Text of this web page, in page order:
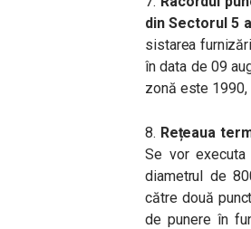
din Sectorul 5
sistarea
în data de 09
zonă este 1990,
8. Rețeaua
Se vor
diametrul de
către două
de punere în